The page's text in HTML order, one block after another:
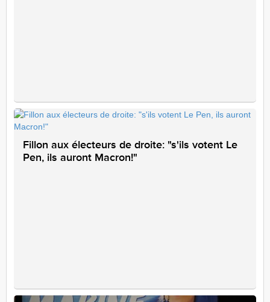
Fillon aux électeurs de droite: "s'ils votent Le
Pen, ils auront Macron!"